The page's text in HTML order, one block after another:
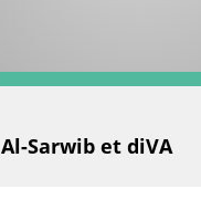
Al-Sarwib et diVA